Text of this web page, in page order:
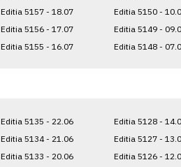
Editia 5157 - 18.07
Editia 5156 - 17.07
Editia 5155 - 16.07
Editia 5150 -
Editia 5149 -
Editia 5148 -
Editia 5135 - 22.06
Editia 5134 - 21.06
Editia 5133 - 20.06
Editia 5128 -
Editia 5127 -
Editia 5126 -